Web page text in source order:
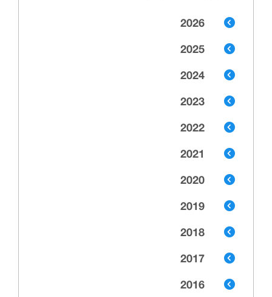
2026
2025
2024
2023
2022
2021
2020
2019
2018
2017
2016